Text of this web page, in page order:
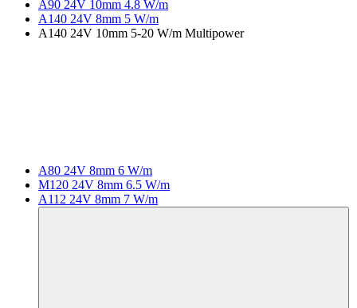
A90 24V 10mm 4.8 W/m
A140 24V 8mm 5 W/m
A140 24V 10mm 5-20 W/m Multipower
A80 24V 8mm 6 W/m
M120 24V 8mm 6.5 W/m
A112 24V 8mm 7 W/m